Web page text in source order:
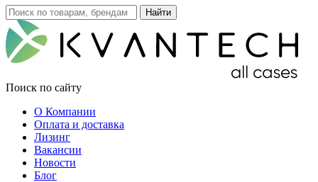
Поиск по сайту
О Компании
Оплата и доставка
Лизинг
Вакансии
Новости
Блог